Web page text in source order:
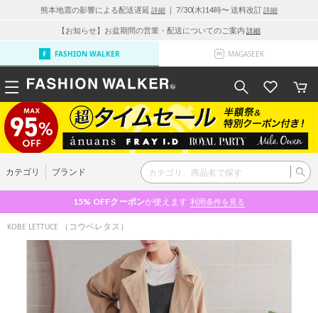
熊本地震の影響による配送遅延 詳細 ｜ 7/30(木)14時〜 送料改訂詳細
【お知らせ】お盆期間の営業・配送についてのご案内 詳細
FASHION WALKER MAGASEEK
カテゴリ ブランド
15% OFFクーポンが使えます 利用条件を見る
KOBE LETTUCE （コウベレタス）